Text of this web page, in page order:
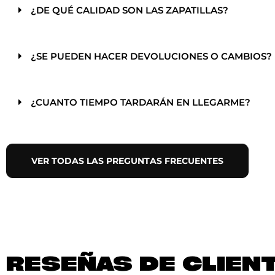
¿DE QUÉ CALIDAD SON LAS ZAPATILLAS?
¿SE PUEDEN HACER DEVOLUCIONES O CAMBIOS?
¿CUANTO TIEMPO TARDARÁN EN LLEGARME?
VER TODAS LAS PREGUNTAS FRECUENTES
RESEÑAS DE